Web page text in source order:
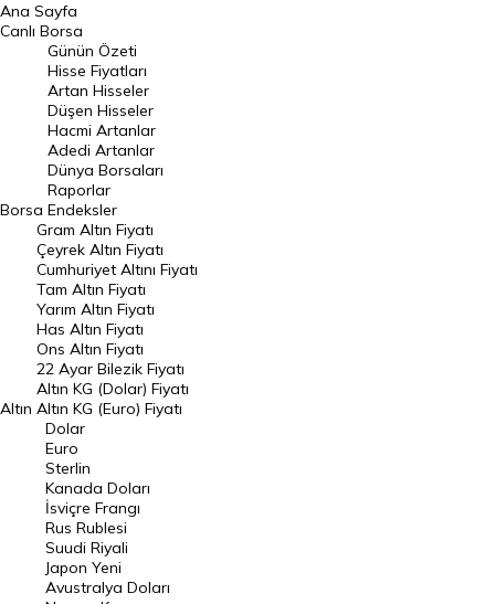
BIST 100 Hisseleri
En Çok Artan Hisseler
En Çok Düşen Hisseler
Hacmi Artanlar
Geçmiş Kapanışlar
Dünya Borsaları
Raporlar
Endeksler
DÖVİZ
Döviz Kuru
Dolar Kuru
Euro Kuru
Pound Kuru
Frank Kuru
Riyal Kuru
Avustralya Doları
Danimarka Kronu Kuru
Ana Sayfa
Canlı Borsa
Borsa
Günün Özeti
Hisse Fiyatları
Artan Hisseler
Düşen Hisseler
Hacmi Artanlar
Adedi Artanlar
Dünya Borsaları
Raporlar
Endeksler
Altın
Gram Altın Fiyatı
Çeyrek Altın Fiyatı
Cumhuriyet Altını Fiyatı
Tam Altın Fiyatı
Yarım Altın Fiyatı
Has Altın Fiyatı
Ons Altın Fiyatı
22 Ayar Bilezik Fiyatı
Altın KG (Dolar) Fiyatı
Altın KG (Euro) Fiyatı
Dolar
Euro
Sterlin
Kanada Doları
İsviçre Frangı
Rus Rublesi
Suudi Riyali
Japon Yeni
Avustralya Doları